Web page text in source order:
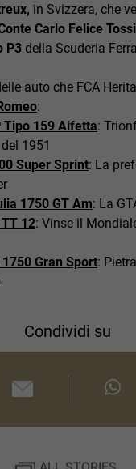
in Svizzera, che
Carlo Felice Tossi
P3 della Scuderia
auto che FCA
:
Tipo 159 Alfetta:
1951
Super Sprint: La
1750 GT Am: La
12: Vinse il
Gran Sport:
Condividi su